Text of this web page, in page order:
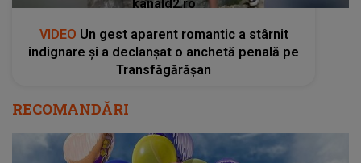
kanald2.ro
VIDEO Un gest aparent romantic a stârnit
indignare și a declanșat o anchetă penală pe
Transfăgărășan
RECOMANDĂRI